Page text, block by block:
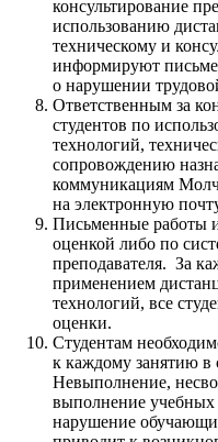
консультирование
использованию
техническому и
информируют
о нарушении
Ответственным за
студентов по
технологий,
сопровождению
коммуникациям
на электронную
Письменные работы
оценкой либо по
преподавателя. За
применением
технологий, все
оценки.
Студентам
к каждому занятию в
Невыполнение,
выполнение учебных
нарушение